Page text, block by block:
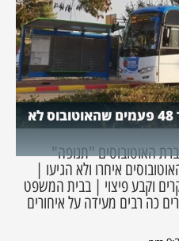
שערוריית תנופה: נוסע תיעד 48 פעמים שהאוטובוס לא
האוטובוסים "תנופה"
בהם האוטובוסים איחרו ולא הגיעו |
השופט האמין ל-23 מקרים וקבע פיצוי | בבית המשפט
כה רבים מעידה על איחורים